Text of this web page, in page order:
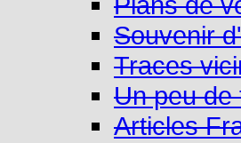
Souvenir
Traces
Un peu de
Articles